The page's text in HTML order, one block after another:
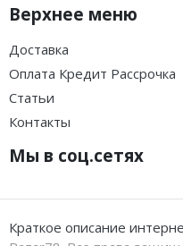
Верхнее меню
Доставка
Оплата Кредит Рассрочка
Статьи
Контакты
Мы в соц.сетях
Краткое описание